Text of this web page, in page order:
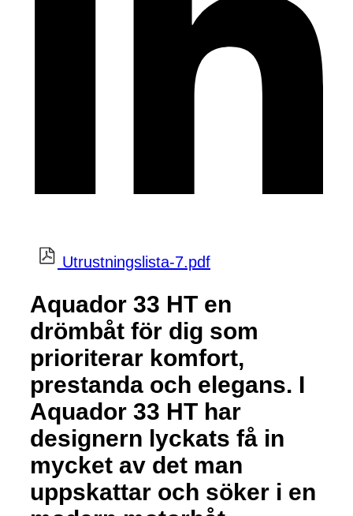
Utrustningslista-7.pdf
Aquador 33 HT en
drömbåt för dig som
prioriterar komfort,
prestanda och elegans. I
Aquador 33 HT har
designern lyckats få in
mycket av det man
uppskattar och söker i en